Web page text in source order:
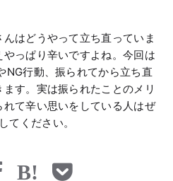
はどうやって立ち直っていま
っぱり辛いですよね。今回は
NG行動、振られてから立ち直
す。実は振られたことのメリ
て辛い思いをしている人はぜ
てください。